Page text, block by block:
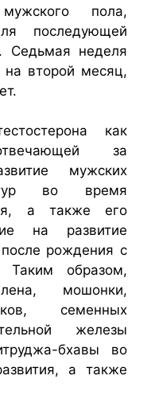
пола,
последующей
Седьмая неделя
на второй месяц,
как
за
мужских
во время
а также его
на развитие
после рождения с
образом,
мошонки,
семенных
железы
бхавы во
а также